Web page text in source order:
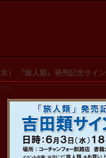
水） 『旅人類』発売記念サイ
7:35